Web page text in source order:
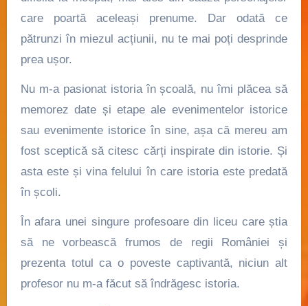
care poartă aceleași prenume. Dar odată ce
pătrunzi în miezul acțiunii, nu te mai poți desprinde
prea ușor.
Nu m-a pasionat istoria în școală, nu îmi plăcea să
memorez date și etape ale evenimentelor istorice
sau evenimente istorice în sine, așa că mereu am
fost sceptică să citesc cărți inspirate din istorie. Și
asta este și vina felului în care istoria este predată
în școli.
În afara unei singure profesoare din liceu care știa
să ne vorbească frumos de regii României și
prezenta totul ca o poveste captivantă, niciun alt
profesor nu m-a făcut să îndrăgesc istoria.